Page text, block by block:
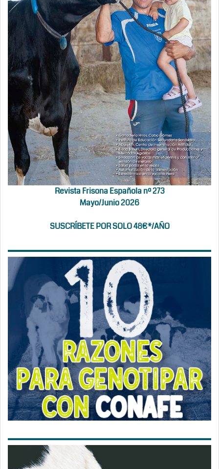
Revista Frisona Española nº 273
Mayo/Junio 2026
SUSCRÍBETE POR SOLO 48€*/AÑO